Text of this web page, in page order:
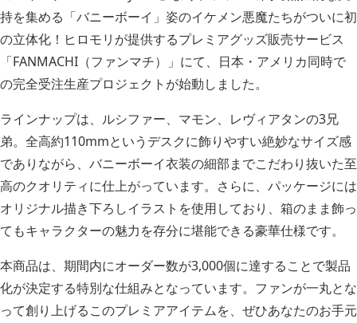
持を集める「バニーボーイ」姿のイケメン悪魔たちがついに初
の立体化！ヒロモリが提供するプレミアグッズ販売サービス
「FANMACHI（ファンマチ）」にて、日本・アメリカ同時で
の完全受注生産プロジェクトが始動しました。
ラインナップは、ルシファー、マモン、レヴィアタンの3兄
弟。全高約110mmというデスクに飾りやすい絶妙なサイズ感
でありながら、バニーボーイ衣装の細部までこだわり抜いた至
高のクオリティに仕上がっています。さらに、パッケージには
オリジナル描き下ろしイラストを使用しており、箱のまま飾っ
てもキャラクターの魅力を存分に堪能できる豪華仕様です。
本商品は、期間内にオーダー数が3,000個に達することで製品
化が決定する特別な仕組みとなっています。ファンが一丸とな
って創り上げるこのプレミアアイテムを、ぜひあなたのお手元